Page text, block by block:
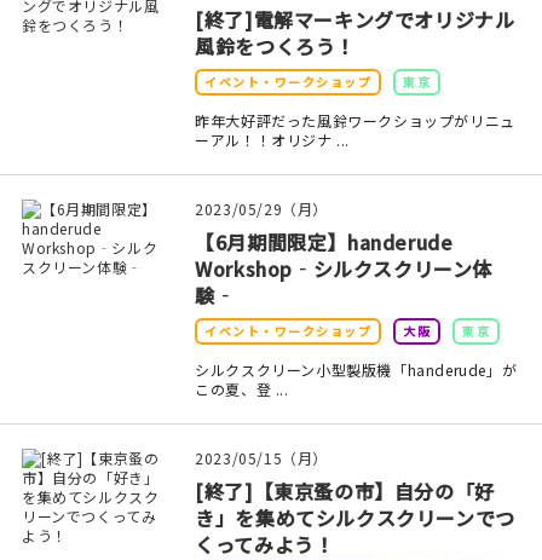
[終了]電解マーキングでオリジナル
風鈴をつくろう！
イベント・ワークショップ 東京
昨年大好評だった風鈴ワークショップがリニュ
ーアル！！オリジナ ...
2023/05/29（月）
【6月期間限定】handerude
Workshop‐シルクスクリーン体
験‐
イベント・ワークショップ 大阪 東京
シルクスクリーン小型製版機「handerude」が
この夏、登 ...
2023/05/15（月）
[終了]【東京蚤の市】自分の「好
き」を集めてシルクスクリーンでつ
くってみよう！